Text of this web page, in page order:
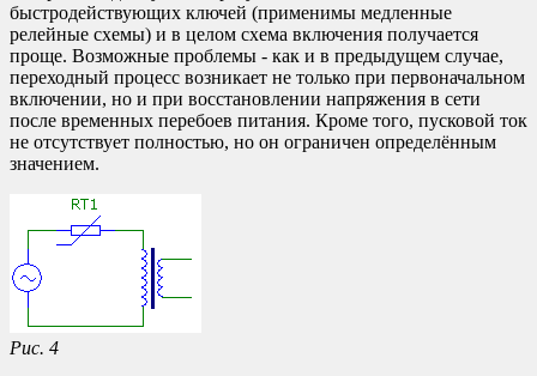
быстродействующих ключей (применимы медленные
релейные схемы) и в целом схема включения получается
проще. Возможные проблемы - как и в предыдущем случае,
переходный процесс возникает не только при первоначальном
включении, но и при восстановлении напряжения в сети
после временных перебоев питания. Кроме того, пусковой ток
не отсутствует полностью, но он ограничен определённым
значением.
Рис. 4